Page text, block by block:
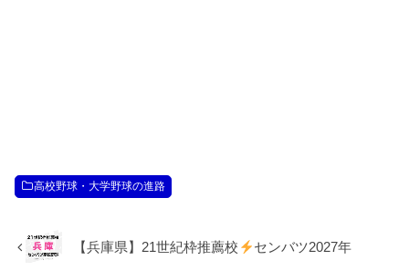
高校野球・大学野球の進路
【兵庫県】21世紀枠推薦校 センバツ2027年